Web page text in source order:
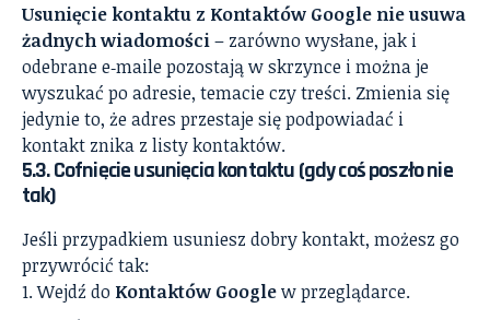
Usunięcie kontaktu z Kontaktów Google nie usuwa
żadnych wiadomości– zarówno wysłane, jak i
odebrane e‑maile pozostają w skrzynce i można je
wyszukać po adresie, temacie czy treści. Zmienia się
jedynie to, że adres przestaje się podpowiadać i
kontakt znika z listy kontaktów.
5.3. Cofnięcie usunięcia kontaktu (gdy coś poszło nie
tak)
Jeśli przypadkiem usuniesz dobry kontakt, możesz go
przywrócić tak:
Wejdź do Kontaktów Googlew przeglądarce.